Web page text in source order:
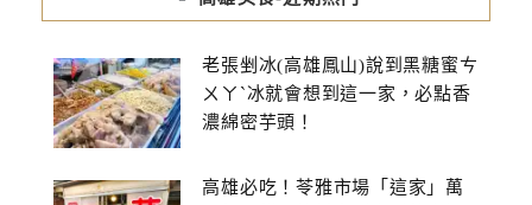
老張剉冰(高雄鳳山)說到黑糖蜜ㄘ
ㄨㄚˋ冰就會想到這一家，必點香
濃綿密芋頭！
高雄必吃！苓雅市場「這家」萬